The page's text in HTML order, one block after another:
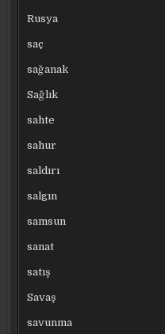
Rusya
saç
sağanak
Sağlık
sahte
sahur
saldırı
salgın
samsun
sanat
satış
Savaş
savunma